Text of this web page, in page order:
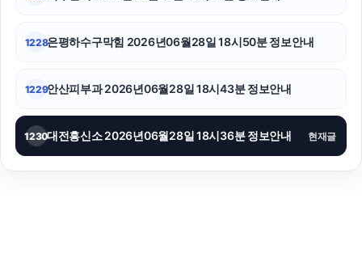
1228은평하수구막힘 2026년06월28일 18시50분 정보안내
1229안산피부과 2026년06월28일 18시43분 정보안내
1230대전흥신소 2026년06월28일 18시36분 정보안내 현재글